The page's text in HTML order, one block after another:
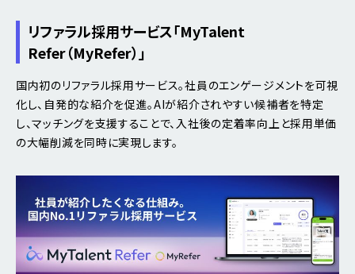
リファラル採用サービス「MyTalent
Refer（MyRefer）」
国内初のリファラル採用サービス。社員のエンゲージメントを可視
化し、自発的な紹介を促進。AIが紹介されやすい候補者を特定
し、マッチングを支援することで、入社後の定着率向上と採用単価
の大幅削減を同時に実現します。